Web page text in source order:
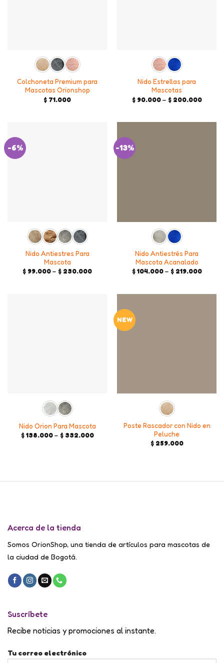
Colchoneta Premium para
Mascotas Orionshop
$ 71.000
Nido Estrellas para
Mascotas
$90.000 – $200.000Price
-6%
Nido Antiestres Para
Mascota
$ 99.000– $ 230.000Price
$ 230.000
-13%
Nido Antiestrés Para
Mascota Acanalado
$104.000 – $219.000Price
$
Nido Orion Para Mascota
$138.000 – $332.000Price
NEW
Poste Rascador con Nido en
Peluche
$259.000
Acerca de la tienda
Somos OrionShop, una tienda de artículos para mascotas de
la ciudad de Bogotá.
Suscríbete
Recibe noticias y promociones al instante.
Tu correo electrónico